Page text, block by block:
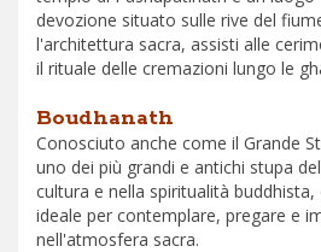
devozione situato sulle rive del
l'architettura sacra, assisti alle
il rituale delle cremazioni lungo le
Boudhanath
Conosciuto anche come il Grande
uno dei più grandi e antichi stupa
cultura e nella spiritualità
ideale per contemplare, pregare e
nell'atmosfera sacra.